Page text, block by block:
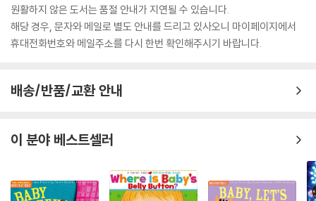
원활하지 않은 도서는 품절 안내가 지연될 수 있습니다.
해당 경우, 문자와 메일로 별도 안내를 드리고 있사오니 마이페이지에서
휴대전화번호와 메일주소를 다시 한번 확인해주시기 바랍니다.
배송/반품/교환 안내
이 분야 베스트셀러